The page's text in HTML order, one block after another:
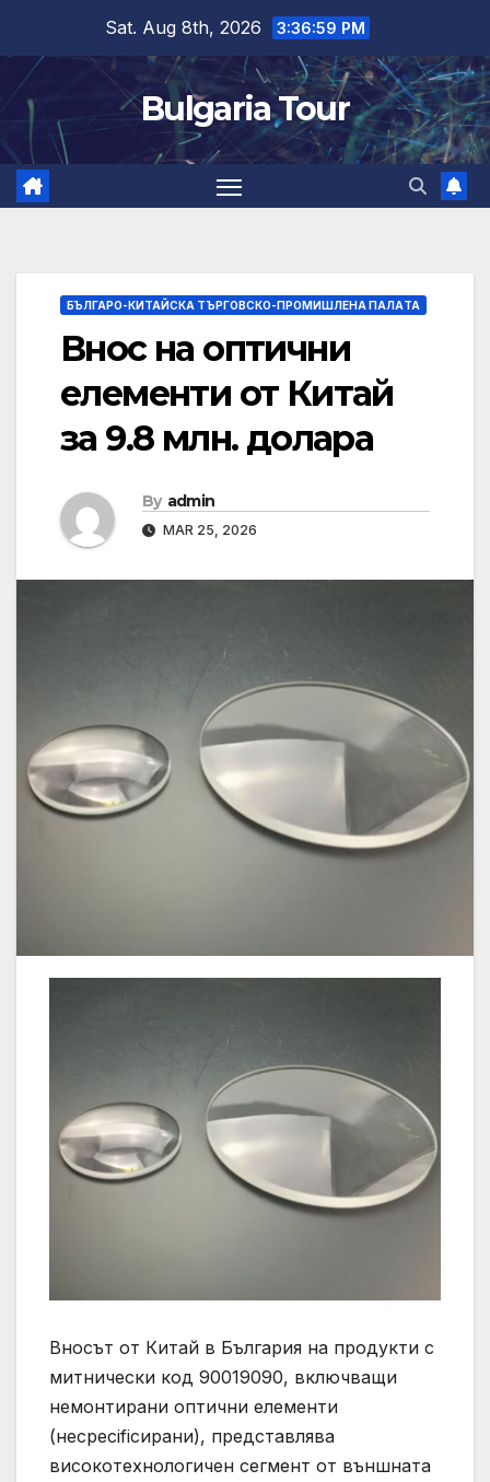
content
Sat. Aug 8th, 2026 3:37:01 PM
Bulgaria Tour
БЪЛГАРО-КИТАЙСКА ТЪРГОВСКО-ПРОМИШЛЕНА ПАЛAТА
Внос на оптични
елементи от Китай
за 9.8 млн. долара
By admin
MAR 25, 2026
Вносът от Китай в България на продукти с
митнически код 90019090, включващи
немонтирани оптични елементи
(несpecificирани), представлява
високотехнологичен сегмент от външната